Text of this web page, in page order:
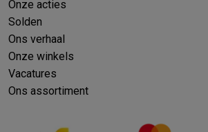
Onze acties
Solden
Ons verhaal
Onze winkels
Vacatures
Ons assortiment